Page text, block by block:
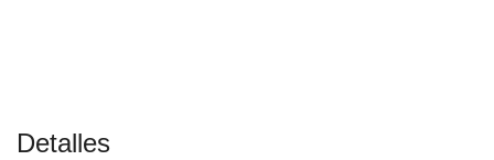
Detalles